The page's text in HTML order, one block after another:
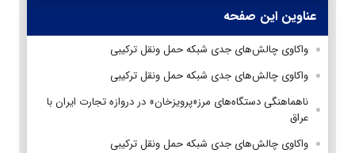
عناوین این صفحه
واکاوی چالش‌های جدی شبکه حمل ونقل ترکیبی
واکاوی چالش‌های جدی شبکه حمل ونقل ترکیبی
ناهماهنگی دستگاه‌های مرز«پرویزخان» در دروازه تجارت ایران با
عراق
واکاوی چالش‌های جدی شبکه حمل ونقل ترکیبی